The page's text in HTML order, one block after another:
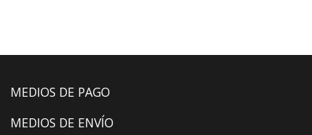
MEDIOS DE PAGO
MEDIOS DE ENVÍO